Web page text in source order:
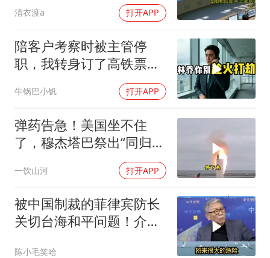
清衣渡a 打开APP
陪客户考察时被主管停
职，我转身订了高铁票。
2小时后总监急疯了：12
亿合同没你根本签不了
牛锅巴小钒 打开APP
弹药告急！美国坐不住
了，穆杰塔巴祭出“同归于
尽”绝招，暴露致命短板
一饮山河 打开APP
被中国制裁的菲律宾防长
关切台海和平问题！介文
陈小毛笑哈